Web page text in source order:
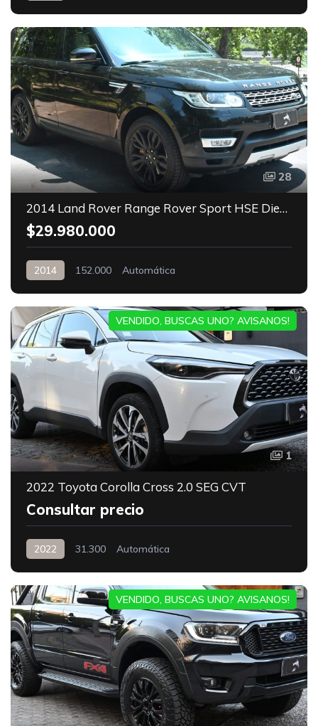
28
2014 Land Rover Range Rover Sport HSE Diesel
$29.980.000
2014 152.000 Automática
1
2022 Toyota Corolla Cross 2.0 SEG CVT
Consultar precio
2022 31.300 Automática
VENDIDO, BUSCAS UNO? AVISANOS!
VENDIDO, BUSCAS UNO? AVISANOS!